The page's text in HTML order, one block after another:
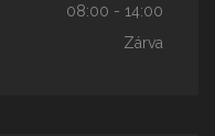
08:00 - 14:00
Zárva